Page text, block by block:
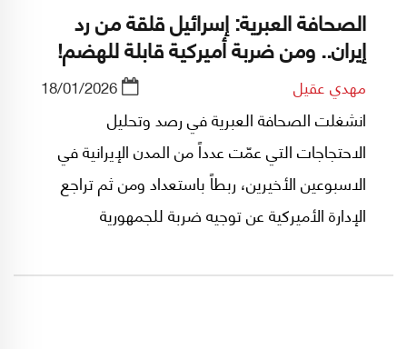
الصحافة العبرية: إسرائيل قلقة من رد
إيران.. ومن ضربة أميركية قابلة للهضم!
مهدي عقيل 18/01/2026
انشغلت الصحافة العبرية في رصد وتحليل
الاحتجاجات التي عمّت عدداً من المدن الإيرانية في
الاسبوعين الأخيرين، ربطاً باستعداد ومن ثم تراجع
الإدارة الأميركية عن توجيه ضربة للجمهورية
دونالد ترامب المتقلبة. تحليلاتٌ عبّرت عن خشية